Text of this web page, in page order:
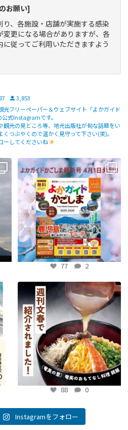
お願い]
、各施設・店舗が実施する感染
変更になる場合がありますが、各
従ってご利用いただきますよう
87
3,853
光フリーペーパー＆ウェブサイト「よかガイド
式Instagramです。
観光の見どころ等、地元出版社が旬な話題をい
つぶやくので温かく見守って下さい(笑)。
ーしてくださいね
よかガイド最新号、ぜひご覧くださ
い
【fromよかガイド】
...
77 2
77 2
中 【fromよかガイド】～かごかご . jpか
らのお知らせ ～
...
88 0
88 0
Instagramをフォロー